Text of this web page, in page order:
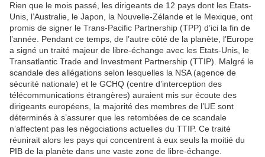
Rien que le mois passé, les dirigeants de 12 pays dont les Etats-
Unis, l’Australie, le Japon, la Nouvelle-Zélande et le Mexique, ont
promis de signer le Trans-Pacific Partnership (TPP) d’ici la fin de
l’année. Pendant ce temps, de l’autre côté de la planète, l’Europe
a signé un traité majeur de libre-échange avec les Etats-Unis, le
Transatlantic Trade and Investment Partnership (TTIP). Malgré le
scandale des allégations selon lesquelles la NSA (agence de
sécurité nationale) et le GCHQ (centre d’interception des
télécommunications étrangères) auraient mis sur écoute des
dirigeants européens, la majorité des membres de l’UE sont
déterminés à s’assurer que les retombées de ce scandale
n’affectent pas les négociations actuelles du TTIP. Ce traité
réunirait alors les pays qui concentrent à eux seuls la moitié du
PIB de la planète dans une vaste zone de libre-échange.